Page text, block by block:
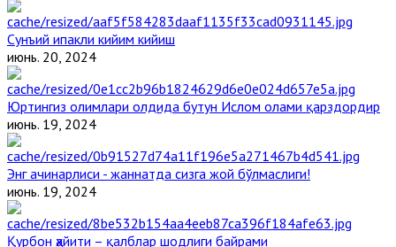
Сунъий ипакли кийим кийиш
июнь. 20, 2024
Юртингиз олимлари олдида бутун Ислом олами қарздордир
июнь. 19, 2024
Энг ачинарлиси - жаннатда сизга жой бўлмаслиги!
июнь. 19, 2024
Қурбон ҳайити – қалблар шодлиги байрами